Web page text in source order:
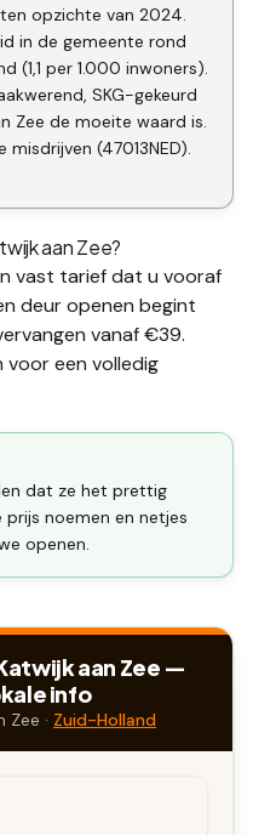
opzichte van 2024.
in de gemeente rond
(1,1 per 1.000 inwoners).
SKG-gekeurd
Zee de moeite waard is.
misdrijven (47013NED).
aan Zee?
vast tarief dat u vooraf
deur openen begint
vanaf €39.
voor een volledig
dat ze het prettig
noemen en netjes
openen.
aan Zee —
info
Zee · Zuid-Holland